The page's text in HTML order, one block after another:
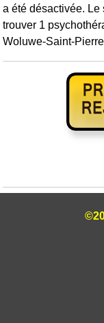
a été désactivée.
trouver 1
Woluwe-Saint-